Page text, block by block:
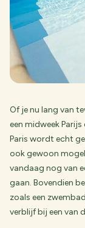
Of je nu lang van
een midweek
Paris wordt echt
ook gewoon
vandaag nog van
gaan. Bovendien
zoals een
verblijf bij een van